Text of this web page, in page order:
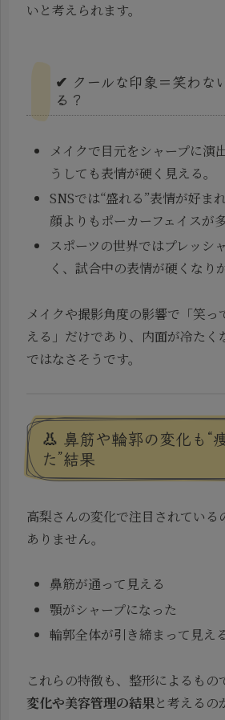
いと考えられます。
✔ クールな印象＝笑わな
る？
メイクで目元をシャープに演
うしても表情が硬く見える。
SNSでは“盛れる”表情が好ま
顔よりもポーカーフェイスが多
スポーツの世界ではプレッシ
く、試合中の表情が硬くなり
メイクや撮影角度の影響で「笑っ
える」だけであり、内面が冷たく
ではなさそうです。
👃 鼻筋や輪郭の変化も“
た”結果
高梨さんの変化で注目されている
ありません。
鼻筋が通って見える
顎がシャープになった
輪郭全体が引き締まって見え
これらの特徴も、整形によるもの
変化や美容管理の結果と考えるの